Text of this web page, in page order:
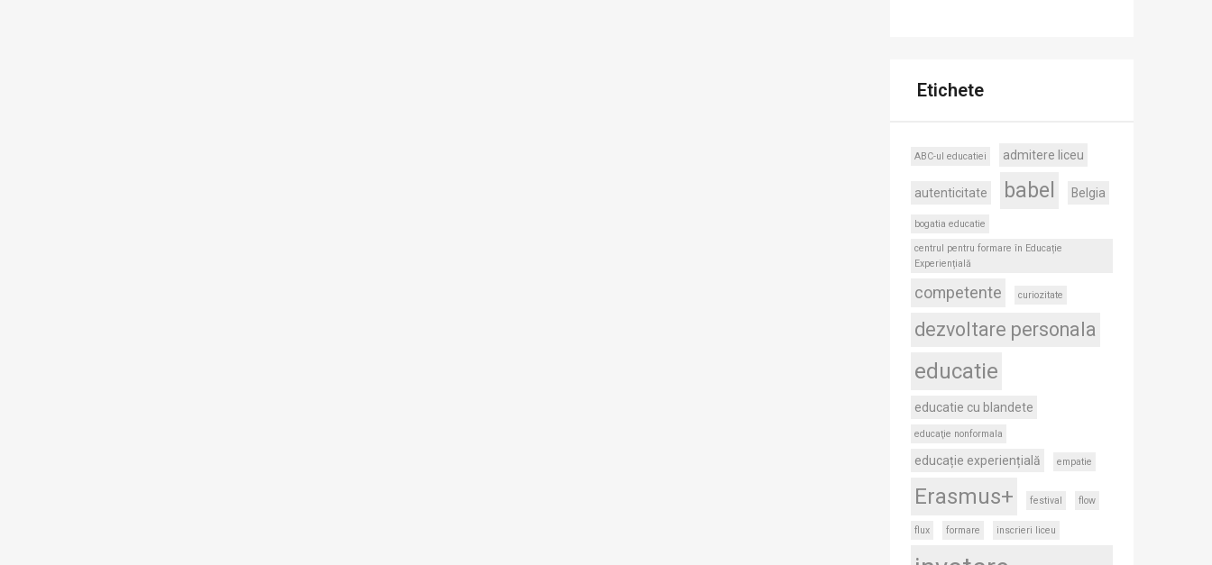
Etichete
ABC-ul educatiei admitere liceu
autenticitate babel Belgia
bogatia educatie
centrul pentru formare în Educație
Experiențială
competente curiozitate
dezvoltare personala
educatie
educatie cu blandete
educaţie nonformala
educație experiențială empatie
Erasmus+ festival flow
flux formare inscrieri liceu